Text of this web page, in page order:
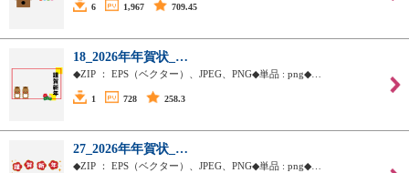
6 1,967 709.45
18_2026年年賀状_…
◆ZIP ： EPS（ベクター）、JPEG、PNG◆単品 : png◆…
1 728 258.3
27_2026年年賀状_…
◆ZIP ： EPS（ベクター）、JPEG、PNG◆単品 : png◆…